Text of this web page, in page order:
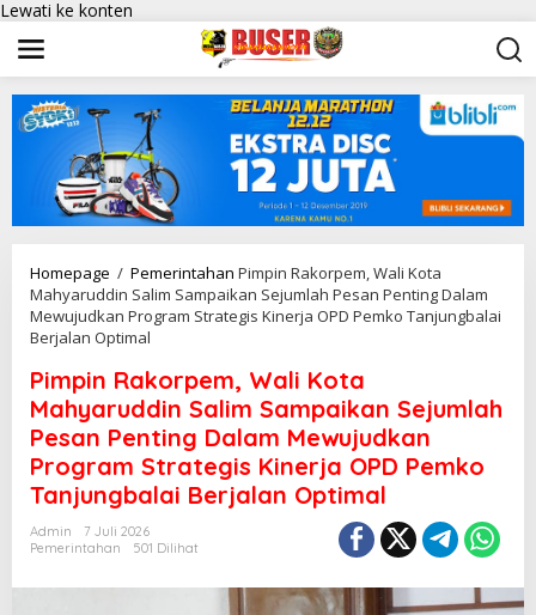
Lewati ke konten
Homepage / Pemerintahan Pimpin Rakorpem, Wali Kota
Mahyaruddin Salim Sampaikan Sejumlah Pesan Penting Dalam
Mewujudkan Program Strategis Kinerja OPD Pemko Tanjungbalai
Berjalan Optimal
Pimpin Rakorpem, Wali Kota
Mahyaruddin Salim Sampaikan Sejumlah
Pesan Penting Dalam Mewujudkan
Program Strategis Kinerja OPD Pemko
Tanjungbalai Berjalan Optimal
Admin
7 Juli 2026
Pemerintahan
501 Dilihat